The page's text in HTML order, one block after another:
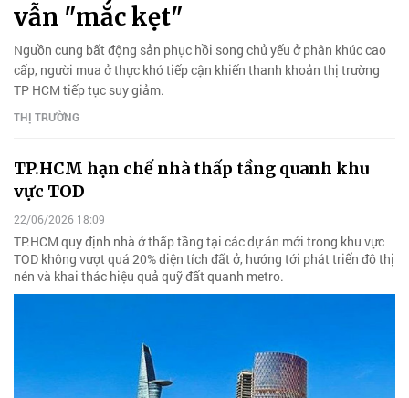
vẫn "mắc kẹt"
Nguồn cung bất động sản phục hồi song chủ yếu ở phân khúc cao
cấp, người mua ở thực khó tiếp cận khiến thanh khoản thị trường
TP HCM tiếp tục suy giảm.
THỊ TRƯỜNG
TP.HCM hạn chế nhà thấp tầng quanh khu
vực TOD
22/06/2026 18:09
TP.HCM quy định nhà ở thấp tầng tại các dự án mới trong khu vực
TOD không vượt quá 20% diện tích đất ở, hướng tới phát triển đô thị
nén và khai thác hiệu quả quỹ đất quanh metro.